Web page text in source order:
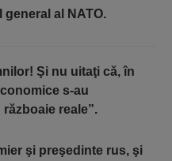
general al NATO.
Şi nu uitaţi că,în
s-au
războaie reale”.
şi preşedinte rus, şi